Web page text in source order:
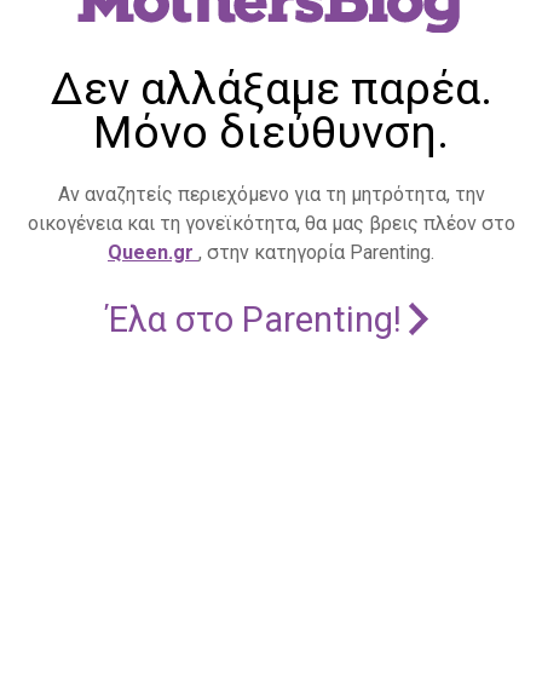
Δεν αλλάξαμε παρέα.
Μόνο διεύθυνση.
Αν αναζητείς περιεχόμενο για τη μητρότητα, την
οικογένεια και τη γονεϊκότητα, θα μας βρεις πλέον στο
Queen.gr , στην κατηγορία Parenting.
Έλα στο Parenting!